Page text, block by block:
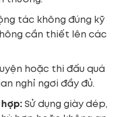
tác không đúng kỹ
cần thiết lên các
hoặc thi đấu quá
nghỉ ngơi đầy đủ.
Sử dụng giày dép,